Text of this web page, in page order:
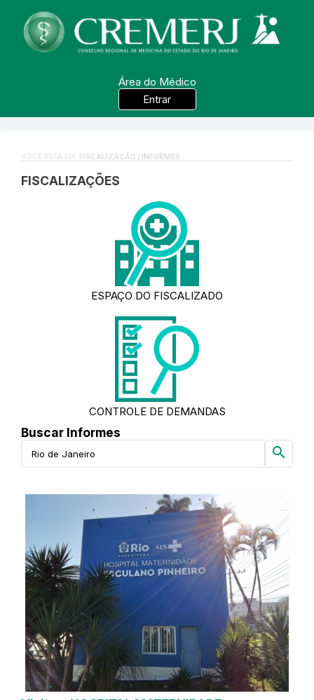
Área do Médico
Entrar
VOCÊ ESTÁ EM: FISCALIZAÇÃO / INFORMES
FISCALIZAÇÕES
ESPAÇO DO FISCALIZADO
CONTROLE DE DEMANDAS
Buscar Informes
search